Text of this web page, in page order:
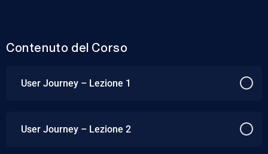
Contenuto del Corso
User Journey – Lezione 1
User Journey – Lezione 2